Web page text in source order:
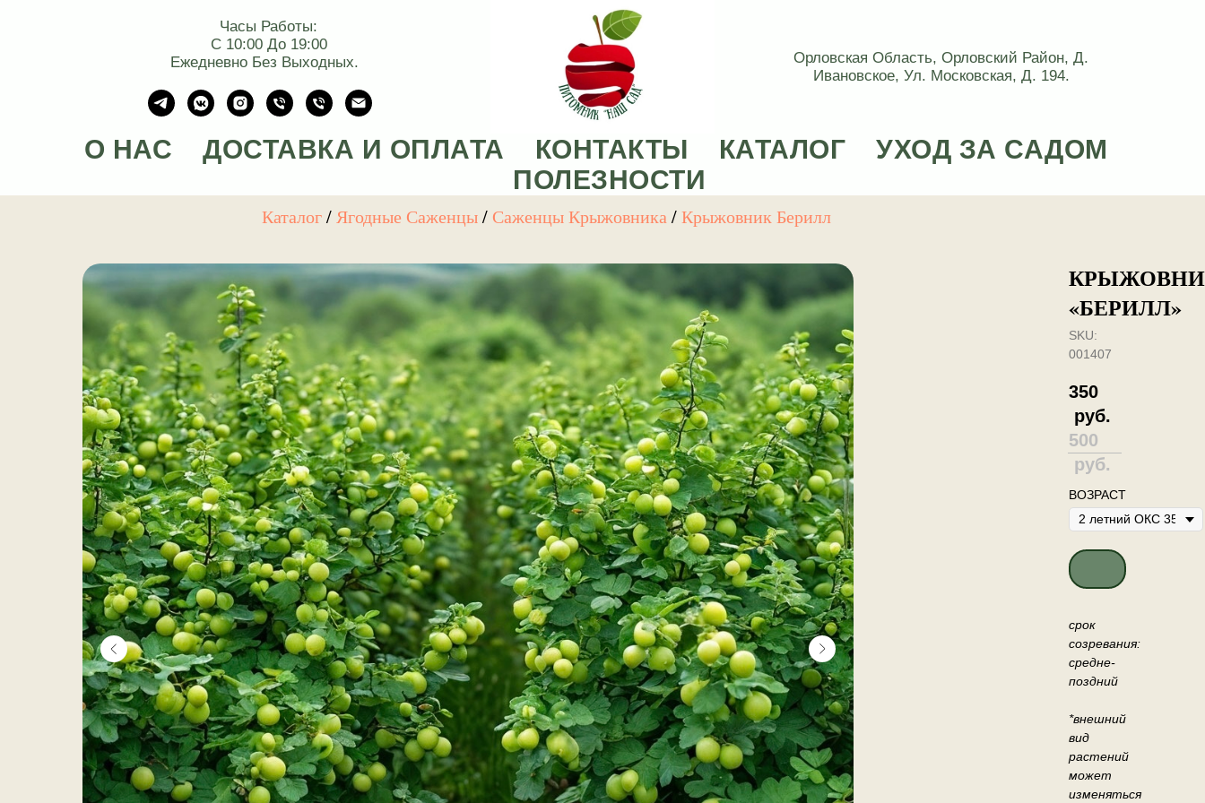
Часы Работы:
С 10:00 До 19:00
Ежедневно Без Выходных.
Орловская Область, Орловский Район, Д.
Ивановское, Ул. Московская, Д. 194.
О НАС ДОСТАВКА И ОПЛАТА КОНТАКТЫ КАТАЛОГ
УХОД ЗА САДОМ
ПОЛЕЗНОСТИ
Каталог/Ягодные Саженцы/ Саженцы Крыжовника/Крыжовник Берилл
«БЕРИЛЛ»
SKU:
001407
350
руб.
500
руб.
ВОЗРАСТ
ДОБАВИТЬ В
срок
созревания:
средне-
поздний
*внешний
вид
растений
может
изменяться